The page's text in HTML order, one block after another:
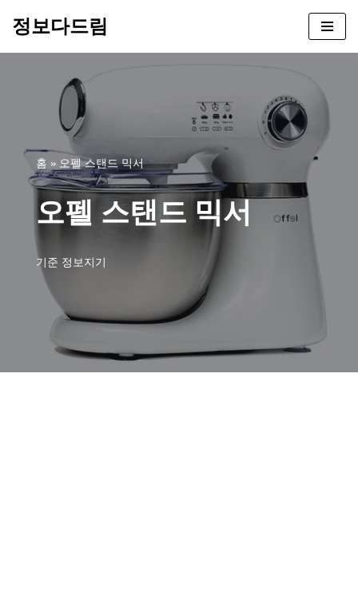
정보다드림
홈 » 오펠 스탠드 믹서
오펠 스탠드 믹서
기준 정보지기